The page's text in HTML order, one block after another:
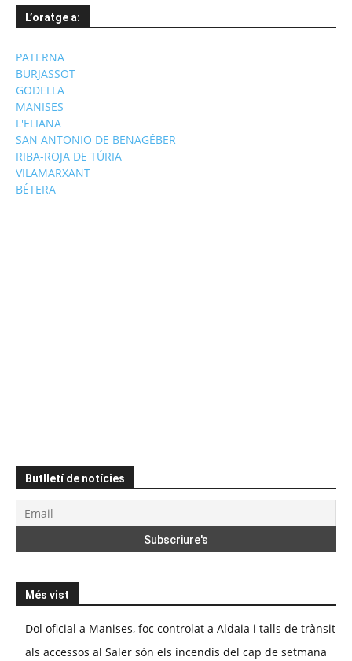
L’oratge a:
PATERNA
BURJASSOT
GODELLA
MANISES
L'ELIANA
SAN ANTONIO DE BENAGÉBER
RIBA-ROJA DE TÚRIA
VILAMARXANT
BÉTERA
Butlletí de notícies
Més vist
Dol oficial a Manises, foc controlat a Aldaia i talls de trànsit
als accessos al Saler són els incendis del cap de setmana